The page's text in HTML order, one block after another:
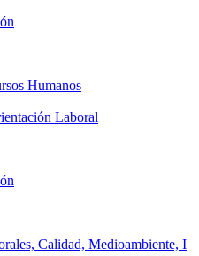
Humanos
Laboral
Calidad, Medioambiente, I